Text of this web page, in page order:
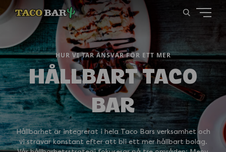
HUR VI TAR ANSVAR FÖR ETT MER
HÅLLBART TACO
BAR
Hållbarhet är integrerat i hela Taco Bars verksamhet och
vi strävar konstant efter att bli ett mer hållbart bolag.